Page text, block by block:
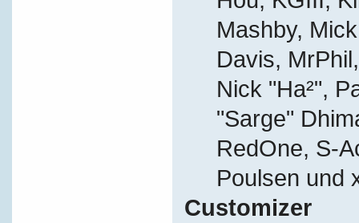
Mashby,
Davis,
Nick "Ha²",
"Sarge"
RedOne, S-
Poulsen und
Customizer